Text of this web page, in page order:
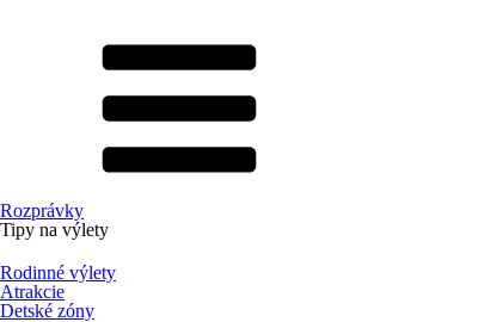
Rozprávky
Tipy na výlety
Rodinné výlety
Atrakcie
Detské zóny